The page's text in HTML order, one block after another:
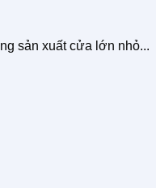
sản xuất cửa lớn nhỏ...